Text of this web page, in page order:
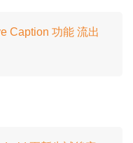
Caption 功能 流出